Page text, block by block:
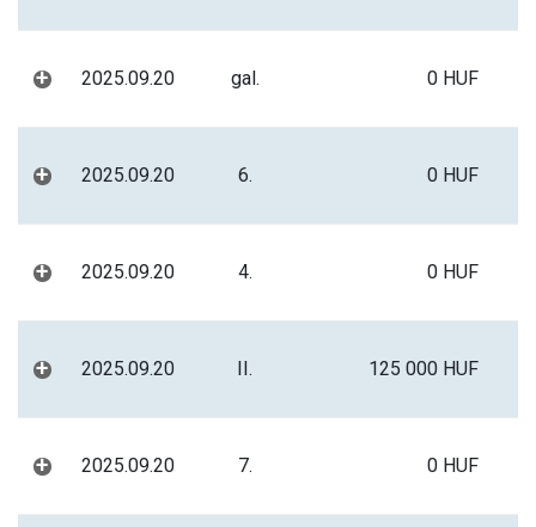
+ 2025.09.20 gal. 0 HUF
+ 2025.09.20 6. 0 HUF
+ 2025.09.20 4. 0 HUF
+ 2025.09.20 II. 125 000 HUF
+ 2025.09.20 7. 0 HUF